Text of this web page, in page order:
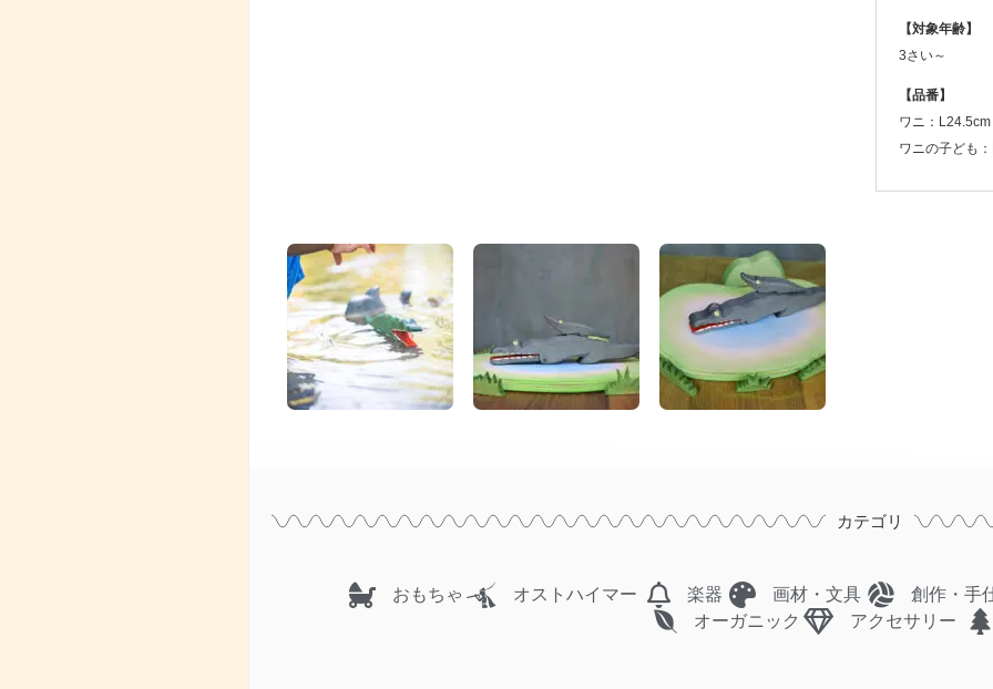
【対象年齢】
3さい～
【品番】
ワニ：L24.5cm
ワニの子ども
カテゴリ
おもちゃ オストハイマー 楽器 画材・文具
創作・手
オーガニック
アクセサリー